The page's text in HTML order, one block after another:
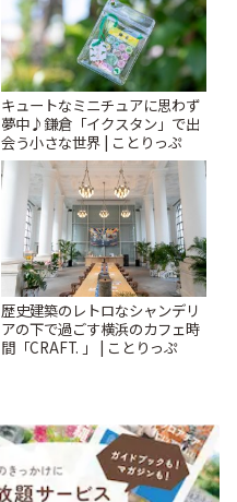
キュートなミニチュアに思わず
夢中♪鎌倉「イクスタン」で出
会う小さな世界 | ことりっぷ
歴史建築のレトロなシャンデリ
アの下で過ごす横浜のカフェ時
間「CRAFT. 」 | ことりっぷ